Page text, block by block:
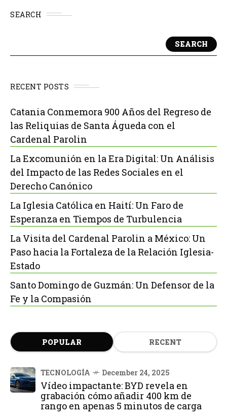
SEARCH
SEARCH
RECENT POSTS
Catania Conmemora 900 Años del Regreso de
las Reliquias de Santa Águeda con el
Cardenal Parolin
La Excomunión en la Era Digital: Un Análisis
del Impacto de las Redes Sociales en el
Derecho Canónico
La Iglesia Católica en Haití: Un Faro de
Esperanza en Tiempos de Turbulencia
La Visita del Cardenal Parolin a México: Un
Paso hacia la Fortaleza de la Relación Iglesia-
Estado
Santo Domingo de Guzmán: Un Defensor de la
Fe y la Compasión
POPULAR RECENT
TECNOLOGÍA December 24, 2025
Vídeo impactante: BYD revela en
grabación cómo añadir 400 km de
rango en apenas 5 minutos de carga